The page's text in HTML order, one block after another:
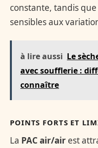
constante, tandis que
sensibles aux
à lire aussi Le
avec soufflerie :
connaître
POINTS FORTS ET
La PAC air/air est